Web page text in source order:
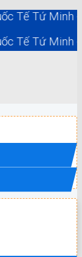
Minh - Inox
Minh - Inox